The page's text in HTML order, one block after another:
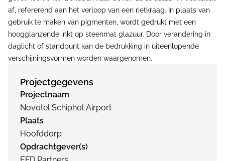
af, refererend aan het verloop van een rietkraag. In plaats van
gebruik te maken van pigmenten, wordt gedrukt met een
hoogglanzende inkt op steenmat glazuur. Door verandering in
daglicht of standpunt kan de bedrukking in uiteenlopende
verschijningsvormen worden waargenomen.
Projectgegevens
Projectnaam
Novotel Schiphol Airport
Plaats
Hoofddorp
Opdrachtgever(s)